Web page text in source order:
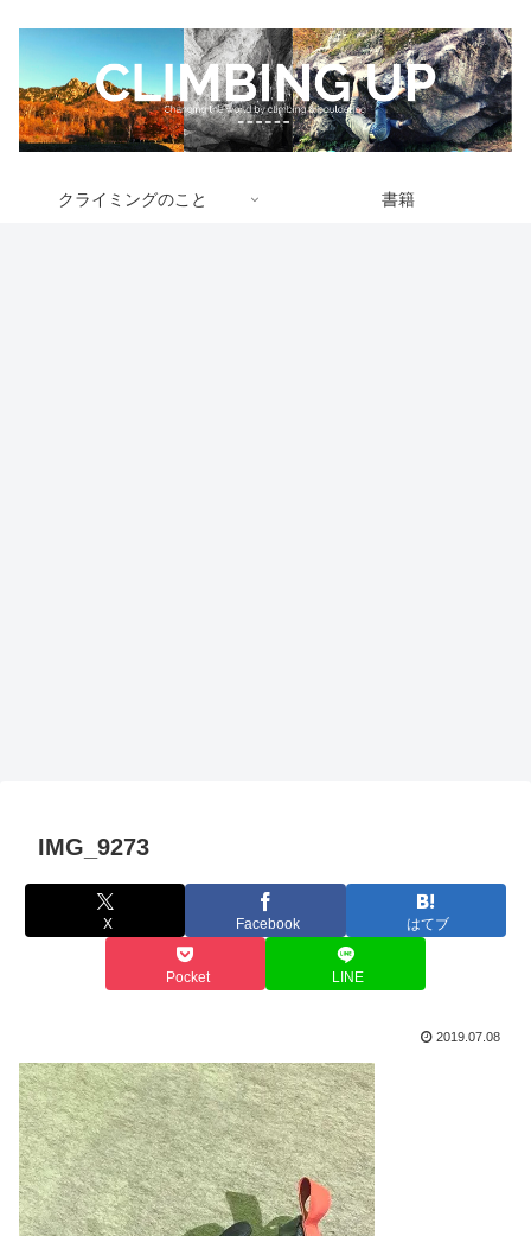
クライミングのこと 書籍
IMG_9273
X Facebook はてブ
Pocket LINE
2019.07.08